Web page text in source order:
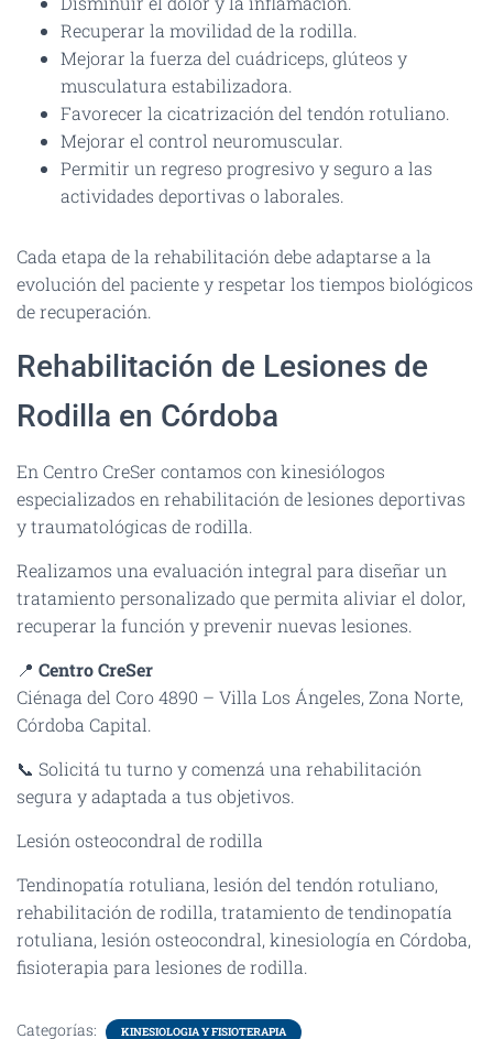
Recuperar la movilidad de la rodilla.
Mejorar la fuerza del cuádriceps, glúteos y
musculatura estabilizadora.
Favorecer la cicatrización del tendón rotuliano.
Mejorar el control neuromuscular.
Permitir un regreso progresivo y seguro a las
actividades deportivas o laborales.
Cada etapa de la rehabilitación debe adaptarse a la
evolución del paciente y respetar los tiempos biológicos
de recuperación.
Rehabilitación de Lesiones de
Rodilla en Córdoba
En Centro CreSer contamos con kinesiólogos
especializados en rehabilitación de lesiones deportivas
y traumatológicas de rodilla.
Realizamos una evaluación integral para diseñar un
tratamiento personalizado que permita aliviar el dolor,
recuperar la función y prevenir nuevas lesiones.
📍 Centro CreSer
Ciénaga del Coro 4890 – Villa Los Ángeles, Zona Norte,
Córdoba Capital.
📞 Solicitá tu turno y comenzá una rehabilitación
segura y adaptada a tus objetivos.
Lesión osteocondral de rodilla
Tendinopatía rotuliana, lesión del tendón rotuliano,
rehabilitación de rodilla, tratamiento de tendinopatía
rotuliana, lesión osteocondral, kinesiología en Córdoba,
fisioterapia para lesiones de rodilla.
Categorías: KINESIOLOGIA Y FISIOTERAPIA